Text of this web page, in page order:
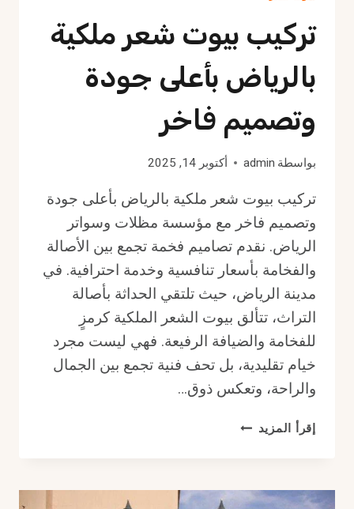
تركيب بيوت شعر ملكية
بالرياض بأعلى جودة
وتصميم فاخر
بواسطة admin أكتوبر 14, 2025
تركيب بيوت شعر ملكية بالرياض بأعلى جودة
وتصميم فاخر مع مؤسسة مظلات وسواتر
الرياض. نقدم تصاميم فخمة تجمع بين الأصالة
والفخامة بأسعار تنافسية وخدمة احترافية. في
مدينة الرياض، حيث تلتقي الحداثة بأصالة
التراث، تتألق بيوت الشعر الملكية كرمزٍ
للفخامة والضيافة الرفيعة. فهي ليست مجرد
خيام تقليدية، بل تحف فنية تجمع بين الجمال
والراحة، وتعكس ذوق…
إقرأ المزيد تركيب
بالرياض